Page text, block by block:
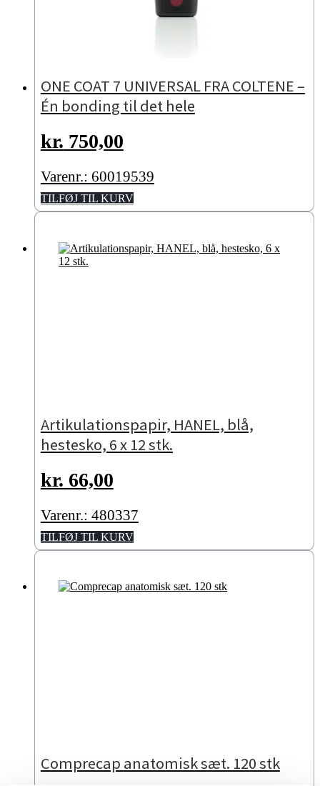
ONE COAT 7 UNIVERSAL FRA COLTENE –
Én bonding til det hele
kr. 750,00
Varenr.: 60019539
TILFØJ TIL KURV
Artikulationspapir, HANEL, blå,
hestesko, 6 x 12 stk.
kr. 66,00
Varenr.: 480337
TILFØJ TIL KURV
Comprecap anatomisk sæt. 120 stk